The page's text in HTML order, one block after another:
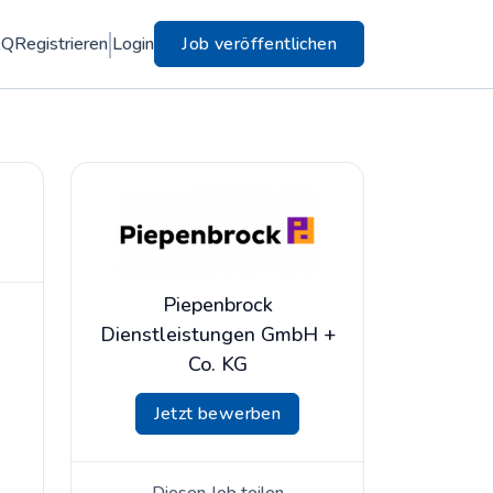
Registrieren Login Job veröffentlichen
Piepenbrock
Dienstleistungen GmbH +
Co. KG
Jetzt bewerben